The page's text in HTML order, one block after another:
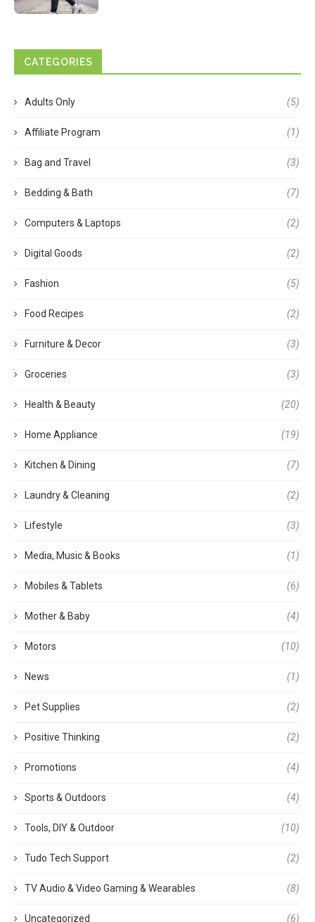
CATEGORIES
Adults Only (5)
Affiliate Program (1)
Bag and Travel (3)
Bedding & Bath (7)
Computers & Laptops (2)
Digital Goods (2)
Fashion (5)
Food Recipes (2)
Furniture & Decor (3)
Groceries (3)
Health & Beauty (20)
Home Appliance (19)
Kitchen & Dining (7)
Laundry & Cleaning (2)
Lifestyle (3)
Media, Music & Books (1)
Mobiles & Tablets (6)
Mother & Baby (4)
Motors (10)
News (1)
Pet Supplies (2)
Positive Thinking (2)
Promotions (4)
Sports & Outdoors (4)
Tools, DIY & Outdoor (10)
Tudo Tech Support (2)
TV Audio & Video Gaming & Wearables (8)
Uncategorized (6)